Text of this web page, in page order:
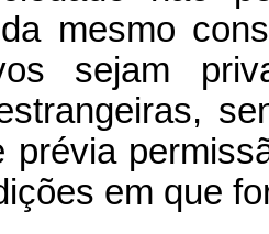
mesmo
sejam
prévia
em que